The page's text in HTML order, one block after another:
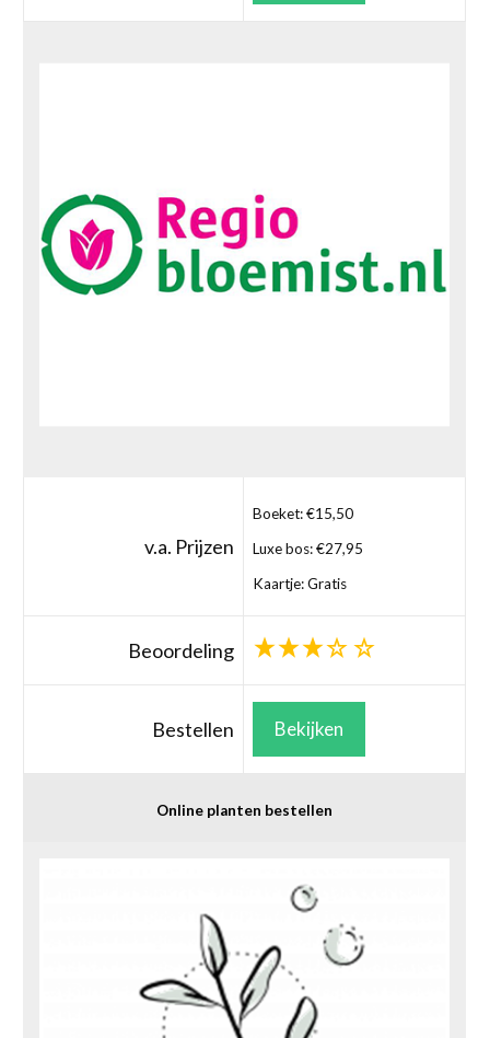
v.a. Prijzen
Boeket: €15,50
Luxe bos: €27,95
Kaartje: Gratis
Beoordeling
Bestellen Bekijken
Online planten bestellen